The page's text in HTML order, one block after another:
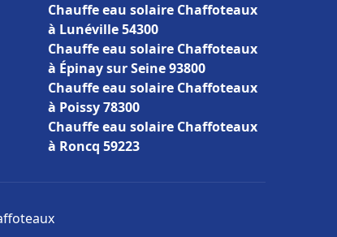
Chauffe eau solaire Chaffoteaux
à Lunéville 54300
Chauffe eau solaire Chaffoteaux
à Épinay sur Seine 93800
Chauffe eau solaire Chaffoteaux
à Poissy 78300
Chauffe eau solaire Chaffoteaux
à Roncq 59223